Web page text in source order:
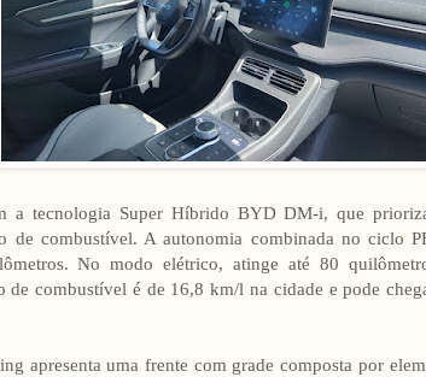
a tecnologia Super Híbrido BYD DM-i, que
de combustível. A autonomia combinada no ciclo
No modo elétrico, atinge até 80
de combustível é de 16,8 km/l na cidade e pode
apresenta uma frente com grade composta por